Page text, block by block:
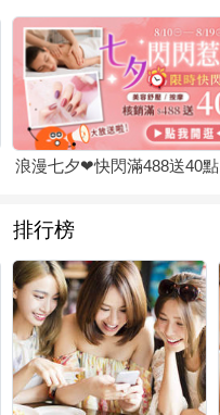
浪漫七夕❤快閃滿488送40點
排行榜